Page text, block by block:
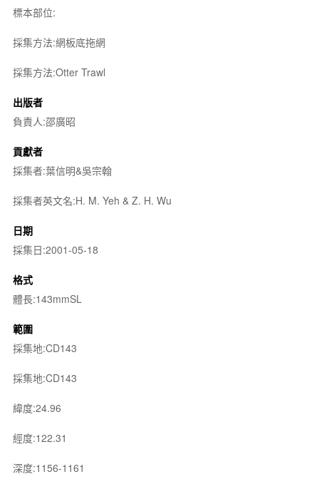
標本部位:
採集方法:網板底拖網
採集方法:Otter Trawl
出版者
負責人:邵廣昭
貢獻者
採集者:葉信明&吳宗翰
採集者英文名:H. M. Yeh & Z. H. Wu
日期
採集日:2001-05-18
格式
體長:143mmSL
範圍
採集地:CD143
採集地:CD143
緯度:24.96
經度:122.31
深度:1156-1161